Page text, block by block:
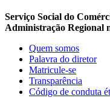
Serviço Social do
Administração Regional
Quem somos
Palavra do diretor
Matricule-se
Transparência
Código de conduta